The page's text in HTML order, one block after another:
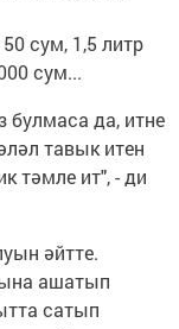
сум, 1,5 литр
сум...
булмаса да, итне
тавык итен
тәмле ит", - ди
әйтте.
ашатып
сатып